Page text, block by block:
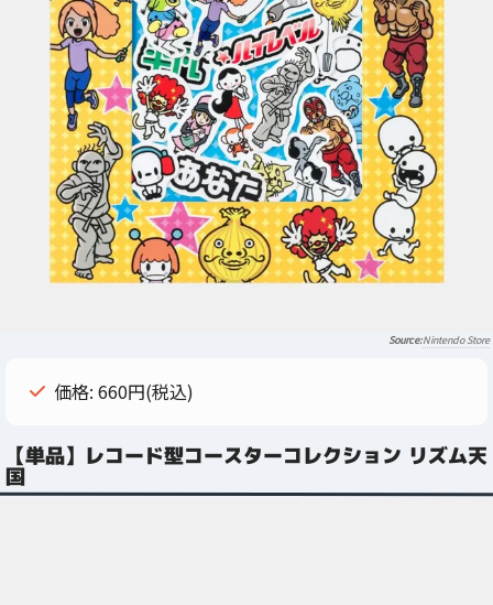
Nintendo Store
価格: 660円(税込)
【単品】レコード型コースターコレクション リズム天
国